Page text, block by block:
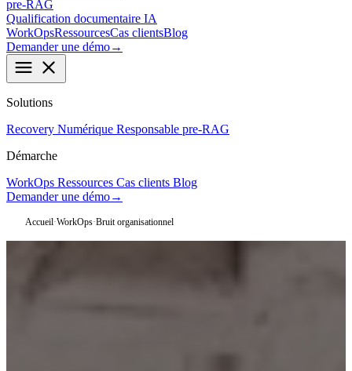
pre-RAG
Qualification documentaire IA
WorkOpsRessourcesCas clientsBlog
Demander une démo→
menu close
Solutions
Recovery Numérique Responsable pre-RAG
Démarche
WorkOps Ressources Cas clients Blog
Demander une démo→
Accueil·WorkOps·Bruit organisationnel